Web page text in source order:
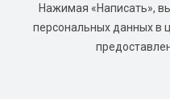
Нажимая «Написать»,
персональных данных в